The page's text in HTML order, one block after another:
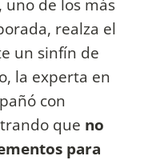
realza el
un sinfín de
la experta en
con
que no
para